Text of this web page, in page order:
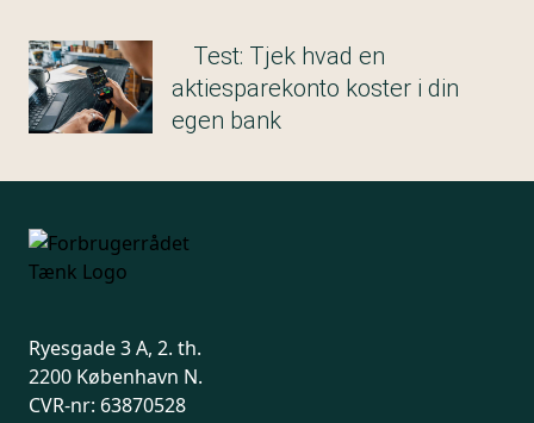
Test: Tjek hvad en
aktiesparekonto koster i din
egen bank
Ryesgade 3 A, 2. th.
2200 København N.
CVR-nr: 63870528